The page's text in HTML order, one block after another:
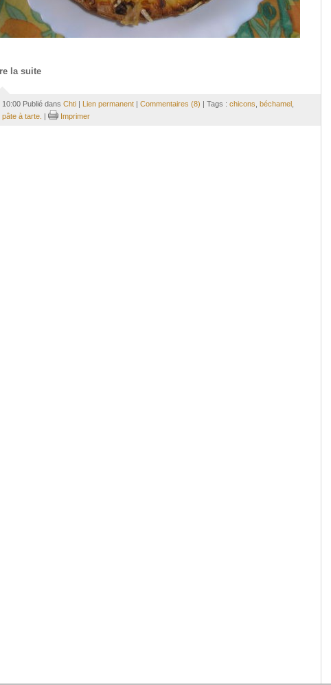
la suite
10:00 Publié dans Chti| Lien permanent| Commentaires (8) | Tags : chicons béchamel
pâte à tarte.
Imprimer